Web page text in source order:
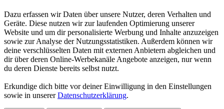
Dazu erfassen wir Daten über unsere Nutzer, deren Verhalten und
Geräte. Diese nutzen wir zur laufenden Optimierung unserer
Website und um dir personalisierte Werbung und Inhalte anzuzeigen
sowie zur Analyse der Nutzungsstatistiken. Außerdem können wir
deine verschlüsselten Daten mit externen Anbietern abgleichen und
dir über deren Online-Werbekanäle Angebote anzeigen, nur wenn
du deren Dienste bereits selbst nutzt.
Erkundige dich bitte vor deiner Einwilligung in den Einstellungen
sowie in unsererDatenschutzerklärung.